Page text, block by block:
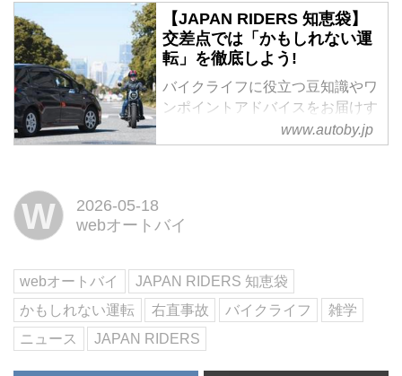
【JAPAN RIDERS 知恵袋】
交差点では「かもしれない運
転」を徹底しよう!
バイクライフに役立つ豆知識やワ
ンポイントアドバイスをお届けす
る「JAPAN RIDERS」の人気企
画が「JAPAN RIDERS 知恵
大きなケガのリスクを下げるため
www.autoby.jp
W
2026-05-18
webオートバイ
webオートバイ
JAPAN RIDERS 知恵袋
かもしれない運転
右直事故 バイクライフ
雑学
ニュース
JAPAN RIDERS